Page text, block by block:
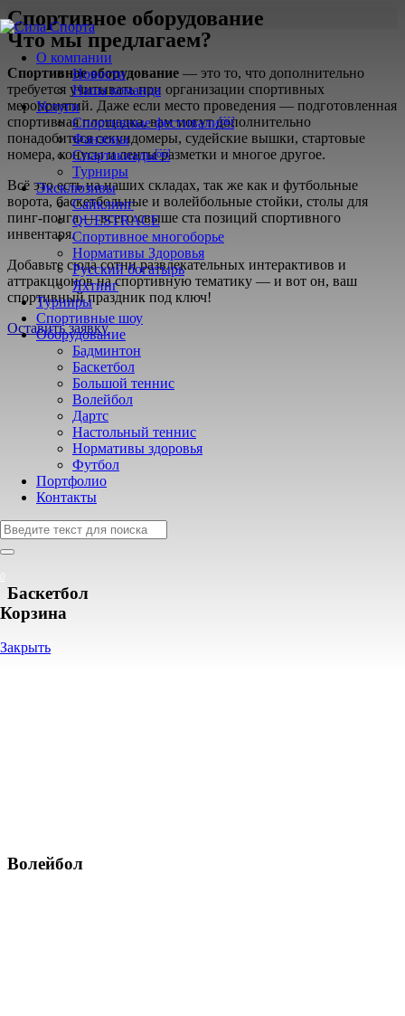
О компании
Новости
Наша команда
Услуги
Спортивные фестивали￼
Фанзоны
Спартакиады￼
Турниры
Эксклюзивы
Сайклинг
QUESTRACE
Спортивное многоборье
Нормативы Здоровья
Русский богатырь
Яхтинг
Турниры
Спортивные шоу
Оборудование
Бадминтон
Баскетбол
Большой теннис
Волейбол
Дартс
Настольный теннис
Нормативы здоровья
Футбол
Портфолио
Контакты
Корзина
Закрыть
Спортивное оборудование
Что мы предлагаем?
Спортивное оборудование — это то, что дополнительно
требуется учитывать при организации спортивных
мероприятий. Даже если место проведения — подготовленная
спортивная площадка, вам могут дополнительно
понадобиться секундомеры, судейские вышки, стартовые
номера, конусы и ленты разметки и многое другое.
Всё это есть на наших складах, так же как и футбольные
ворота, баскетбольные и волейбольные стойки, столы для
пинг-понга — всего свыше ста позиций спортивного
инвентаря.
Добавьте сюда сотни развлекательных интерактивов и
аттракционов на спортивную тематику — и вот он, ваш
спортивный праздник под ключ!
Оставить заявку
Баскетбол
Волейбол